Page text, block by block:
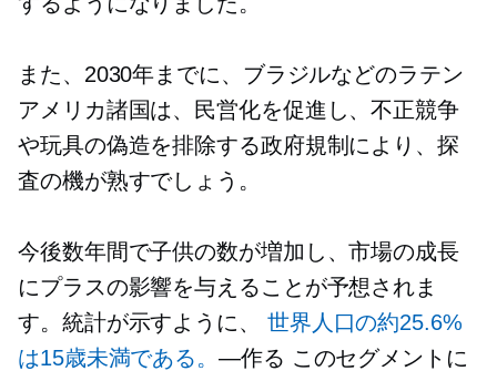
また、2030年までに、ブラジルなどのラテン
アメリカ諸国は、民営化を促進し、不正競争
や玩具の偽造を排除する政府規制により、探
査の機が熟すでしょう。
今後数年間で子供の数が増加し、市場の成長
にプラスの影響を与えることが予想されま
す。統計が示すように、 世界人口の約25.6%
は15歳未満である。 —作る このセグメントに